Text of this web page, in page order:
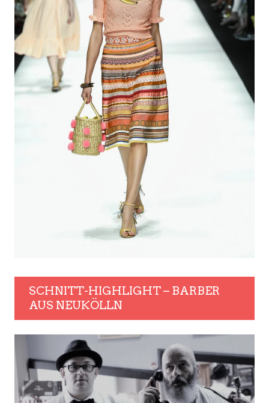
SCHNITT-HIGHLIGHT – BARBER
AUS NEUKÖLLN